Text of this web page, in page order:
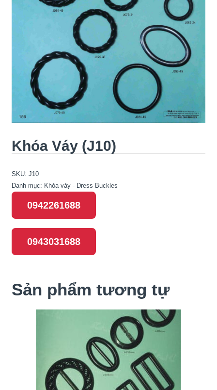
Khóa Váy (J10)
SKU: J10
Danh mục: Khóa váy - Dress Buckles
0942261688
0943031688
Sản phẩm tương tự